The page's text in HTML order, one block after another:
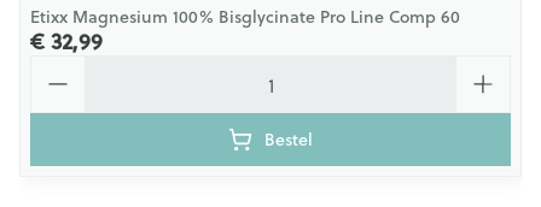
Etixx Magnesium 100% Bisglycinate Pro Line Comp 60
€ 32,99
Bestel